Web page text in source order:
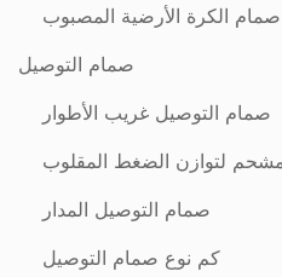
صمام الكرة الأرضية المصبوب
صمام التوصيل
صمام التوصيل غريب الأطوار
لتوازن الضغط المقلوب
صمام التوصيل المدار
كم نوع صمام التوصيل